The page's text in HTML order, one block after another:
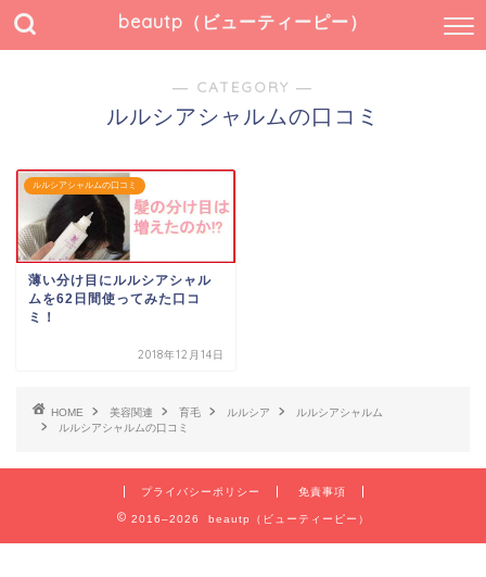
beautp（ビューティーピー）
― CATEGORY ―
ルルシアシャルムの口コミ
ルルシアシャルムの口コミ
薄い分け目にルルシアシャル
ムを62日間使ってみた口コ
ミ！
2018年12月14日
HOME 美容関連 育毛 ルルシア
ルルシアシャルム
ルルシアシャルムの口コミ
プライバシーポリシー 免責事項
2016–2026 beautp（ビューティーピー）